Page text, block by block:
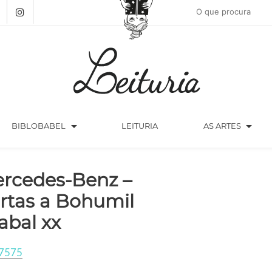
BIBLOBABEL arrow_drop_down LEITURIA AS ARTES arrow_drop_down
Benz –
a Bohumil
xx